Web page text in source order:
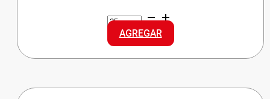
CANDELA
ENCENDEDOR
CLASICO
cantidad
AGREGAR